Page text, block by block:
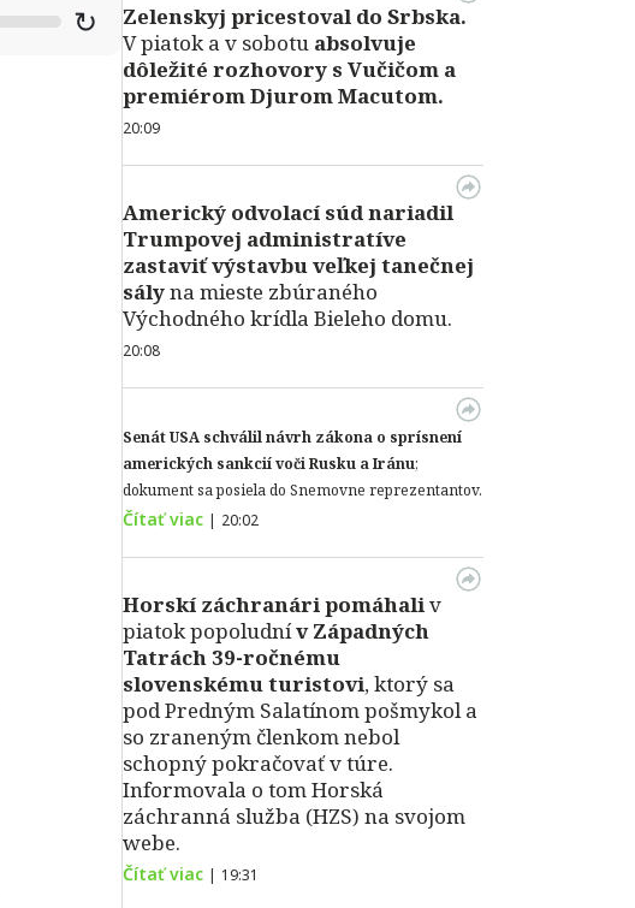
↻
Zelenskyj pricestoval do Srbska.
V piatok a v sobotu absolvuje
dôležité rozhovory s Vučičom a
premiérom Djurom Macutom.
20:09
Americký odvolací súd nariadil
Trumpovej administratíve
zastaviť výstavbu veľkej tanečnej
sályna mieste zbúraného
Východného krídla Bieleho domu.
20:08
Senát USA schválil návrh zákona o sprísnení
amerických sankcií voči Rusku a Iránu;
dokument sa posiela do Snemovne reprezentantov.
Čítať viac | 20:02
Horskí záchranári pomáhaliv
piatok popoludnív Západných
Tatrách 39-ročnému
slovenskému turistovi, ktorý sa
pod Predným Salatínom pošmykol a
so zraneným členkom nebol
schopný pokračovať v túre.
Informovala o tom Horská
záchranná služba (HZS) na svojom
webe.
Čítať viac | 19:31